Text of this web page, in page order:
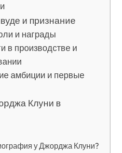
и признание
и награды
в производстве и
амбиции и первые
Клуни в
у Джорджа Клуни?